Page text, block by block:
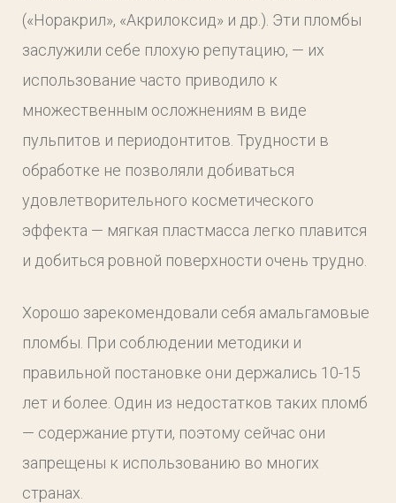
(«Норакрил», «Акрилоксид» и др.). Эти пломбы
заслужили себе плохую репутацию, — их
использование часто приводило к
множественным осложнениям в виде
пульпитов и периодонтитов. Трудности в
обработке не позволяли добиваться
удовлетворительного косметического
эффекта — мягкая пластмасса легко плавится
и добиться ровной поверхности очень трудно.
Хорошо зарекомендовали себя амальгамовые
пломбы. При соблюдении методики и
правильной постановке они держались 10-15
лет и более. Один из недостатков таких пломб
— содержание ртути, поэтому сейчас они
запрещены к использованию во многих
странах.